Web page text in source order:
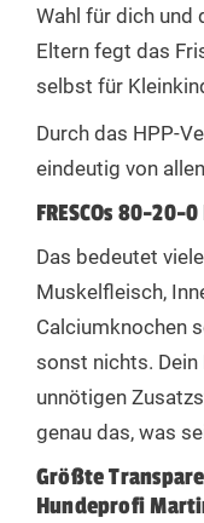
Wahl für dich und
Eltern fegt das
selbst für
Durch das HPP-
eindeutig von
FRESCOs 80-20-
Das bedeutet
Muskelfleisch,
Calciumknochen
sonst nichts.
unnötigen
genau das, was
Größte
Hundeprofi